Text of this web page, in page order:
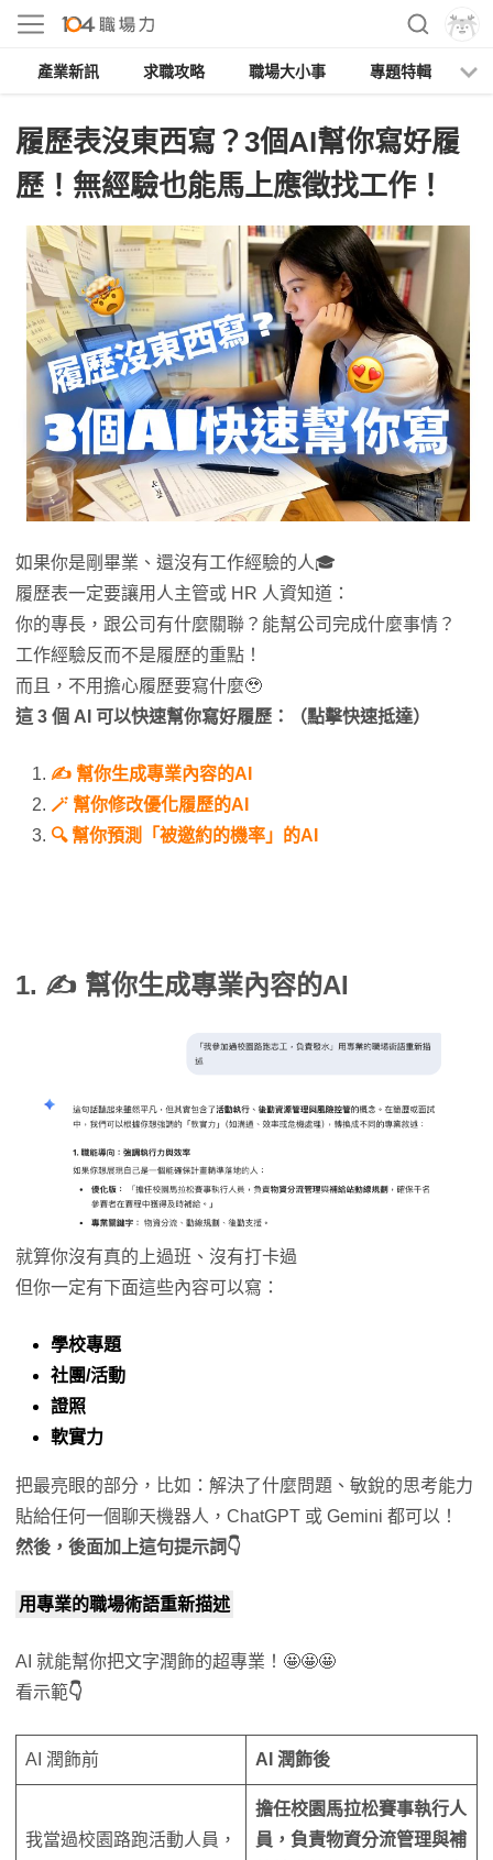
產業新訊 求職攻略 職場大小事 專題特輯
履歷表沒東西寫？3個AI幫你寫好履
歷！無經驗也能馬上應徵找工作！
如果你是剛畢業、還沒有工作經驗的人🎓
履歷表一定要讓用人主管或 HR 人資知道：
你的專長，跟公司有什麼關聯？能幫公司完成什麼事情？
工作經驗反而不是履歷的重點！
而且，不用擔心履歷要寫什麼🥹
這 3 個 AI 可以快速幫你寫好履歷：（點擊快速抵達）
✍️ 幫你生成專業內容的AI
🪄 幫你修改優化履歷的AI
🔍 幫你預測「被邀約的機率」的AI
1. ✍️ 幫你生成專業內容的AI
就算你沒有真的上過班、沒有打卡過
但你一定有下面這些內容可以寫：
學校專題
社團/活動
證照
軟實力
把最亮眼的部分，比如：解決了什麼問題、敏銳的思考能力
貼給任何一個聊天機器人，ChatGPT 或 Gemini 都可以！
然後，後面加上這句提示詞👇
用專業的職場術語重新描述
AI 就能幫你把文字潤飾的超專業！🤩🤩🤩
看示範👇
AI 潤飾前 AI 潤飾後
我當過校園路跑活動人員，
擔任校園馬拉松賽事執行人
員，負責物資分流管理與補